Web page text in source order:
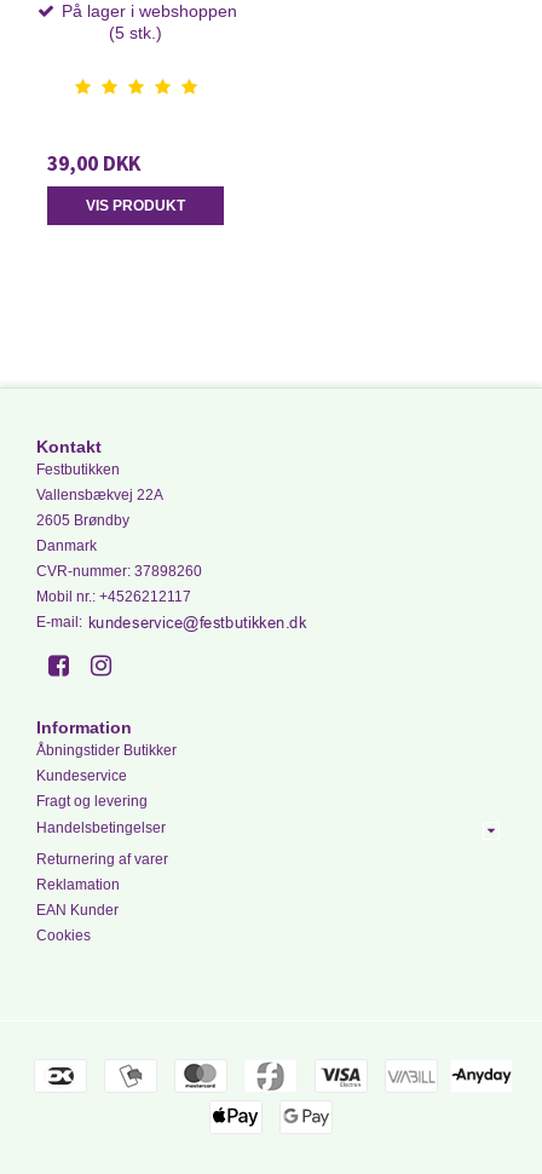
På lager i webshoppen
(5 stk.)
39,00 DKK
VIS PRODUKT
Kontakt
Festbutikken
Vallensbækvej 22A
2605 Brøndby
Danmark
CVR-nummer: 37898260
Mobil nr.: +4526212117
E-mail :
Information
Åbningstider Butikker
Kundeservice
Fragt og levering
Handelsbetingelser
Returnering af varer
Reklamation
EAN Kunder
Cookies